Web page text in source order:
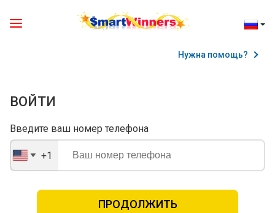
ВОЙТИ
Нужна помощь?
Введите ваш номер телефона
United
States
+1
ПРОДОЛЖИТЬ